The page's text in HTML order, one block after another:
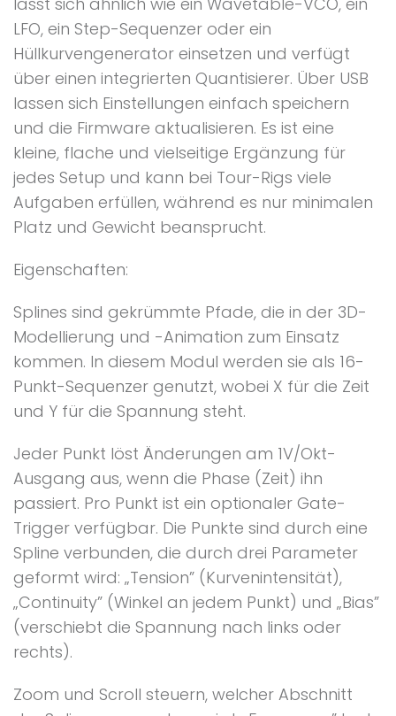
LFO, ein Step-Sequenzer oder ein
Hüllkurvengenerator einsetzen und verfügt
über einen integrierten Quantisierer. Über USB
lassen sich Einstellungen einfach speichern
und die Firmware aktualisieren. Es ist eine
kleine, flache und vielseitige Ergänzung für
jedes Setup und kann bei Tour-Rigs viele
Aufgaben erfüllen, während es nur minimalen
Platz und Gewicht beansprucht.
Eigenschaften:
Splines sind gekrümmte Pfade, die in der 3D-
Modellierung und -Animation zum Einsatz
kommen. In diesem Modul werden sie als 16-
Punkt-Sequenzer genutzt, wobei X für die Zeit
und Y für die Spannung steht.
Jeder Punkt löst Änderungen am 1V/Okt-
Ausgang aus, wenn die Phase (Zeit) ihn
passiert. Pro Punkt ist ein optionaler Gate-
Trigger verfügbar. Die Punkte sind durch eine
Spline verbunden, die durch drei Parameter
geformt wird: „Tension” (Kurvenintensität),
„Continuity” (Winkel an jedem Punkt) und „Bias”
(verschiebt die Spannung nach links oder
rechts).
Zoom und Scroll steuern, welcher Abschnitt